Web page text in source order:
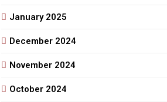
January 2025
December 2024
November 2024
October 2024